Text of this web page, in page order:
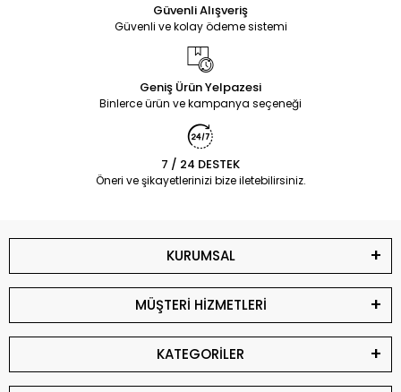
Güvenli Alışveriş
Güvenli ve kolay ödeme sistemi
Geniş Ürün Yelpazesi
Binlerce ürün ve kampanya seçeneği
7 / 24 DESTEK
Öneri ve şikayetlerinizi bize iletebilirsiniz.
KURUMSAL
MÜŞTERİ HİZMETLERİ
KATEGORİLER